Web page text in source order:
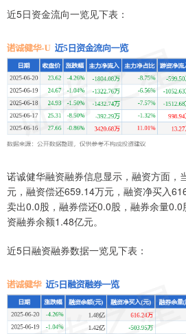
近5日资金流向一览见下表：
诺诚健华融资融券信息显示，融资方面，
元，融资偿还659.14万元，融资净买入
卖出0.0股，融券偿还0.0股，融券余量
资融券余额1.48亿元。
近5日融资融券数据一览见下表：